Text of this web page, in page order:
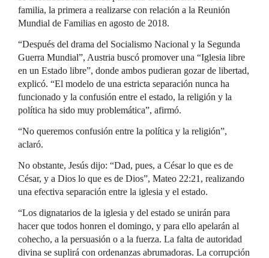
familia, la primera a realizarse con relación a la Reunión
Mundial de Familias en agosto de 2018.
“Después del drama del Socialismo Nacional y la Segunda
Guerra Mundial”, Austria buscó promover una “Iglesia libre
en un Estado libre”, donde ambos pudieran gozar de libertad,
explicó. “El modelo de una estricta separación nunca ha
funcionado y la confusión entre el estado, la religión y la
política ha sido muy problemática”, afirmó.
“No queremos confusión entre la política y la religión”,
aclaró.
No obstante, Jesús dijo: “Dad, pues, a César lo que es de
César, y a Dios lo que es de Dios”, Mateo 22:21, realizando
una efectiva separación entre la iglesia y el estado.
“Los dignatarios de la iglesia y del estado se unirán para
hacer que todos honren el domingo, y para ello apelarán al
cohecho, a la persuasión o a la fuerza. La falta de autoridad
divina se suplirá con ordenanzas abrumadoras. La corrupción